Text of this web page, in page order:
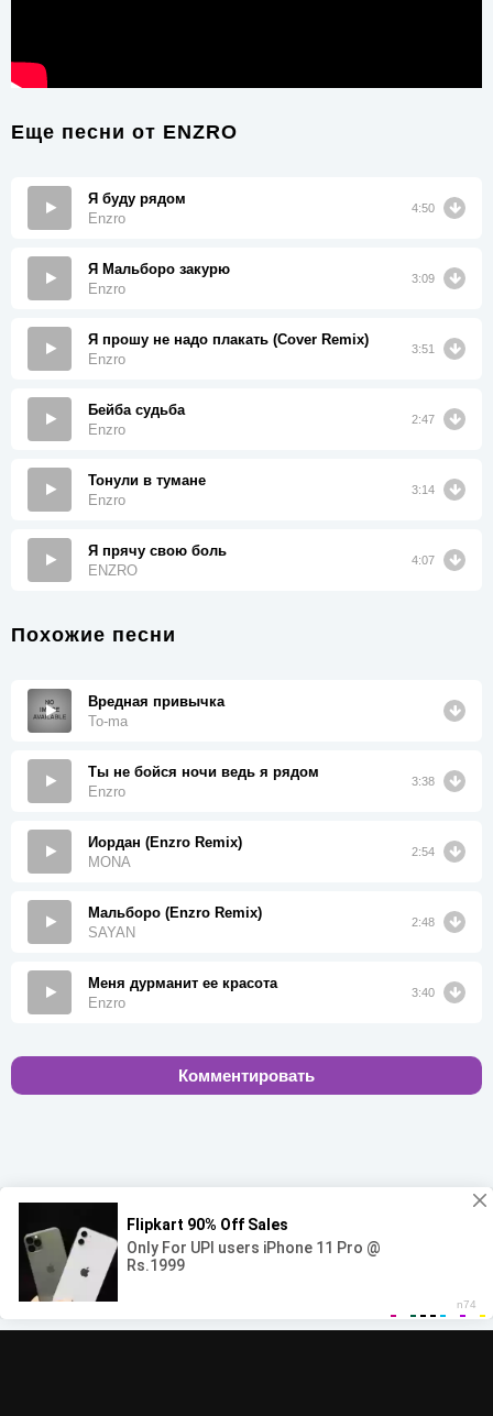
Еще песни от ENZRO
Я буду рядом
Enzro
4:50
Я Мальборо закурю
Enzro
3:09
Я прошу не надо плакать (Cover Remix)
Enzro
3:51
Бейба судьба
Enzro
2:47
Тонули в тумане
Enzro
3:14
Я прячу свою боль
ENZRO
4:07
Похожие песни
Вредная привычка
To-ma
Ты не бойся ночи ведь я рядом
Enzro
3:38
Иордан (Enzro Remix)
MONA
2:54
Мальборо (Enzro Remix)
SAYAN
2:48
Меня дурманит ее красота
Enzro
3:40
Комментировать
00:00